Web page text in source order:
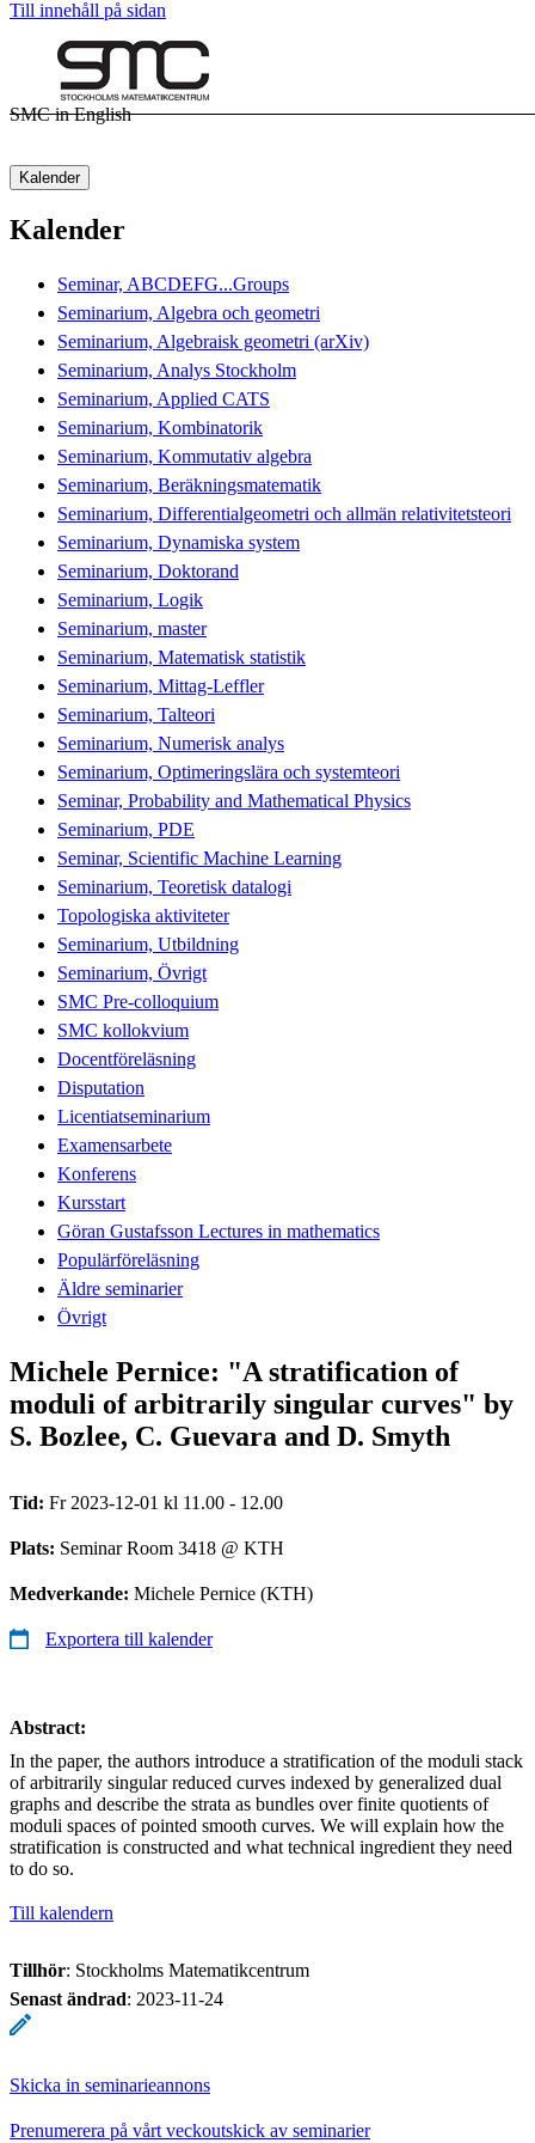
Till innehåll på sidan
SMC in English
Kalender
Kalender
Seminar, ABCDEFG...Groups
Seminarium, Algebra och geometri
Seminarium, Algebraisk geometri (arXiv)
Seminarium, Analys Stockholm
Seminarium, Applied CATS
Seminarium, Kombinatorik
Seminarium, Kommutativ algebra
Seminarium, Beräkningsmatematik
Seminarium, Differentialgeometri och allmän relativitetsteori
Seminarium, Dynamiska system
Seminarium, Doktorand
Seminarium, Logik
Seminarium, master
Seminarium, Matematisk statistik
Seminarium, Mittag-Leffler
Seminarium, Talteori
Seminarium, Numerisk analys
Seminarium, Optimeringslära och systemteori
Seminar, Probability and Mathematical Physics
Seminarium, PDE
Seminar, Scientific Machine Learning
Seminarium, Teoretisk datalogi
Topologiska aktiviteter
Seminarium, Utbildning
Seminarium, Övrigt
SMC Pre-colloquium
SMC kollokvium
Docentföreläsning
Disputation
Licentiatseminarium
Examensarbete
Konferens
Kursstart
Göran Gustafsson Lectures in mathematics
Populärföreläsning
Äldre seminarier
Övrigt
Michele Pernice: "A stratification of
moduli of arbitrarily singular curves" by
S. Bozlee, C. Guevara and D. Smyth
Tid: Fr 2023-12-01 kl 11.00 - 12.00
Plats: Seminar Room 3418 @ KTH
Medverkande: Michele Pernice (KTH)
Exportera till kalender
Abstract:
In the paper, the authors introduce a stratification of the moduli stack
of arbitrarily singular reduced curves indexed by generalized dual
graphs and describe the strata as bundles over finite quotients of
moduli spaces of pointed smooth curves. We will explain how the
stratification is constructed and what technical ingredient they need
to do so.
Till kalendern
Tillhör: Stockholms Matematikcentrum
Senast ändrad: 2023-11-24
Skicka in seminarieannons
Prenumerera på vårt veckoutskick av seminarier